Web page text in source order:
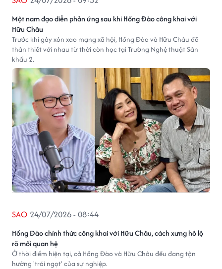
Một nam đạo diễn phản ứng sau khi Hồng Đào công khai với
Hữu Châu
Trước khi gây xôn xao mạng xã hội, Hồng Đào và Hữu Châu đã
thân thiết với nhau từ thời còn học tại Trường Nghệ thuật Sân
khấu 2.
Hồng Đào chính thức công khai với Hữu Châu, cách xưng hô lộ
rõ mối quan hệ
SAO 24/07/2026 - 08:44
Ở thời điểm hiện tại, cả Hồng Đào và Hữu Châu đều đang tận
hưởng 'trái ngọt' của sự nghiệp.